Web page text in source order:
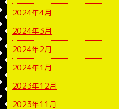
2024年4月
2024年3月
2024年2月
2024年1月
2023年12月
2023年11月